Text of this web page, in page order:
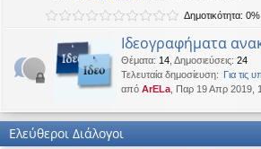
pantaέγραψε:↑
Καλή Ανάσταση σε όλους!
Δευ 06 Απρ 2026, 02:48
Καλή Μεγάλη Εβδομάδα. Καλή
OTTO•Τετ 18 Μαρ 2026, 21:30
Δημοτικότητα: 0%
Ιδεογραφήματα
Θέματα: 14 Δημοσιεύσεις: 24
Τελευταία δημοσίευση: Για τις
από ArELa , Παρ 19 Απρ 2019,
Ελεύθεροι Διάλογοι